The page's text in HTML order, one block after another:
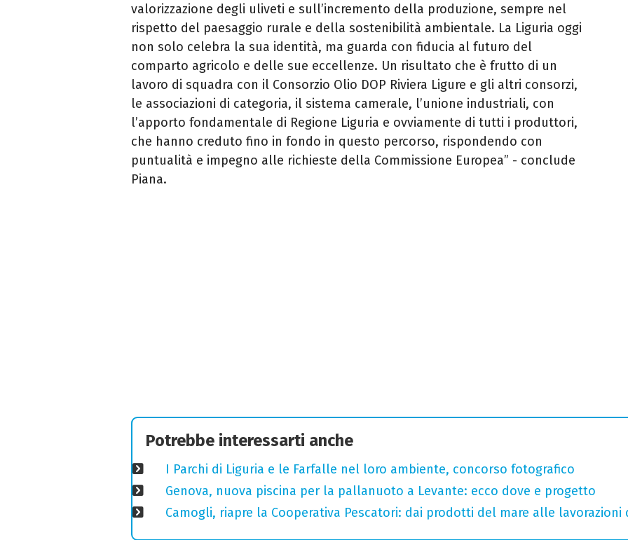
valorizzazione degli uliveti e sull’incremento della produzione, sempre nel
rispetto del paesaggio rurale e della sostenibilità ambientale. La Liguria oggi
non solo celebra la sua identità, ma guarda con fiducia al futuro del
comparto agricolo e delle sue eccellenze. Un risultato che è frutto di un
lavoro di squadra con il Consorzio Olio DOP Riviera Ligure e gli altri consorzi,
le associazioni di categoria, il sistema camerale, l’unione industriali, con
l’apporto fondamentale di Regione Liguria e ovviamente di tutti i produttori,
che hanno creduto fino in fondo in questo percorso, rispondendo con
puntualità e impegno alle richieste della Commissione Europea” - conclude
Piana.
Potrebbe interessarti anche
I Parchi di Liguria e le Farfalle nel loro ambiente, concorso fotografico
Genova, nuova piscina per la pallanuoto a Levante: ecco dove e progetto
Camogli, riapre la Cooperativa Pescatori: dai prodotti del mare alle lavorazioni